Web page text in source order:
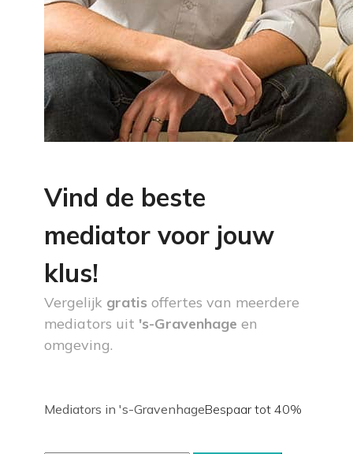
Vind de beste
mediator voor jouw
klus!
Vergelijk gratis offertes van meerdere
mediators uit 's-Gravenhage en
omgeving.
Mediators in 's-GravenhageBespaar tot 40%